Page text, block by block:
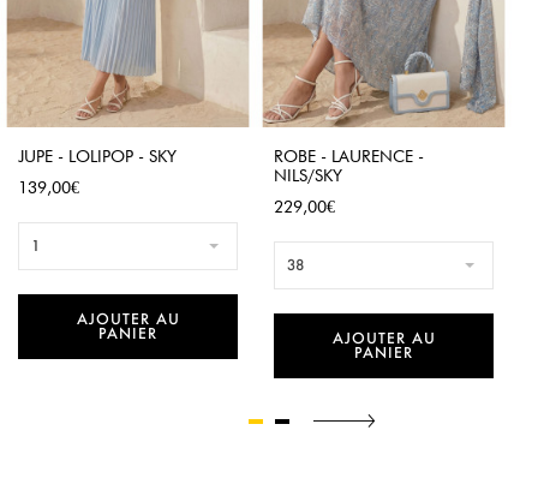
JUPE - LOLIPOP - SKY
Prix
139,00€
1
AJOUTER AU
PANIER
ROBE - LAURENCE -
NILS/SKY
Prix
229,00€
38
AJOUTER AU
PANIER